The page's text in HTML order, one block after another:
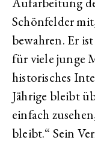
Schönfelder
bewahren. Er
für viele junge
historisches
Jährige bleibt
einfach
bleibt.“ Sein